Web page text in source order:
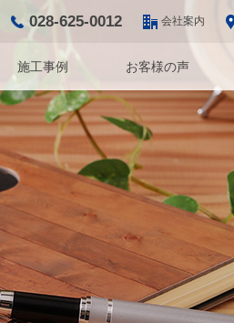
028-625-0012 会社案内
施工事例 お客様の声